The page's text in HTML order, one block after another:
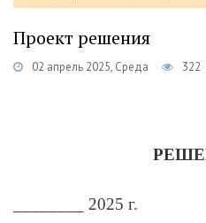
Проект решения
02 апрель 2025, Среда 322
________ 2025 г.